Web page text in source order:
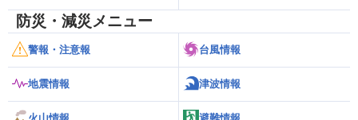
防災・減災メニュー
警報・注意報 台風情報
地震情報 津波情報